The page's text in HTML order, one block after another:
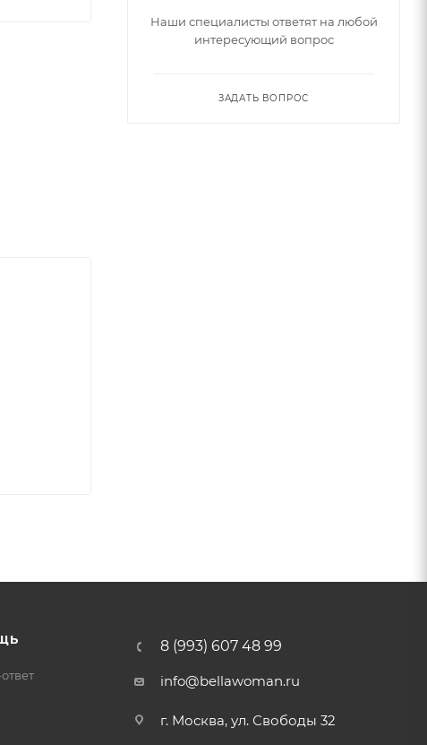
Наши специалисты ответят на любой
интересующий вопрос
ЗАДАТЬ ВОПРОС
8 (993) 607 48 99
info@bellawoman.ru
г. Москва, ул. Свободы 32